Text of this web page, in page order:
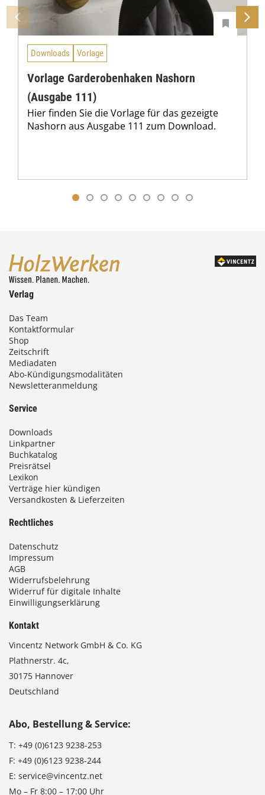
€
Downloads Vorlage
Vorlage Garderobenhaken Nashorn
(Ausgabe 111)
Hier finden Sie die Vorlage für das gezeigte
Nashorn aus Ausgabe 111 zum Download.
Verlag
Das Team
Kontaktformular
Shop
Zeitschrift
Mediadaten
Abo-Kündigungsmodalitäten
Newsletteranmeldung
Service
Downloads
Linkpartner
Buchkatalog
Preisrätsel
Lexikon
Verträge hier kündigen
Versandkosten & Lieferzeiten
Rechtliches
Datenschutz
Impressum
AGB
Widerrufsbelehrung
Widerruf für digitale Inhalte
Einwilligungserklärung
Kontakt
Vincentz Network GmbH & Co. KG
Plathnerstr. 4c,
30175 Hannover
Deutschland
Abo, Bestellung & Service:
T: +49 (0)6123 9238-253
F: +49 (0)6123 9238-244
E: service@vincentz.net
Mo – Fr 8:00 – 17:00 Uhr